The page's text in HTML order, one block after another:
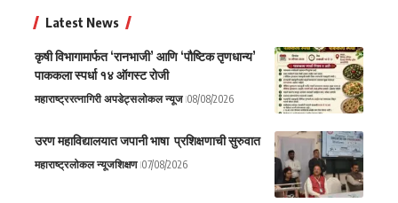
Latest News
कृषी विभागामार्फत ‘रानभाजी’ आणि ‘पौष्टिक तृणधान्य’
पाककला स्पर्धा १४ ऑगस्ट रोजी
महाराष्ट्ररत्नागिरी अपडेट्सलोकल न्यूज 08/08/2026
उरण महाविद्यालयात जपानी भाषा प्रशिक्षणाची सुरुवात
महाराष्ट्रलोकल न्यूजशिक्षण 07/08/2026